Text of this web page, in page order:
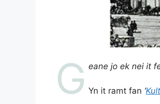
G eane jo ek nei it
Yn it ramt fan ‘